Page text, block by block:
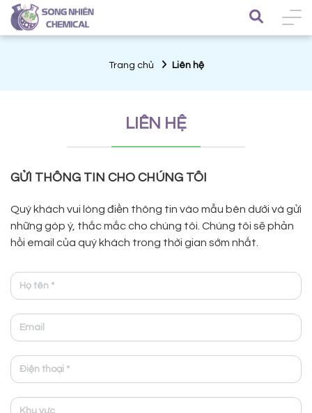
Trang chủ Liên hệ
LIÊN HỆ
GỬI THÔNG TIN CHO CHÚNG TÔI
Quý khách vui lòng điền thông tin vào mẫu bên dưới và gửi
những góp ý, thắc mắc cho chúng tôi. Chúng tôi sẽ phản
hồi email của quý khách trong thời gian sớm nhất.